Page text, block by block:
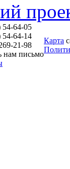
54-64-05
54-64-14
21-98
нам письмо
Карта